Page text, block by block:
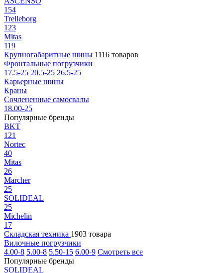
154
Trelleborg
123
Mitas
119
Крупногабаритные шины 1116 товаров
Фронтальные погрузчики
17.5-25 20.5-25 26.5-25
Карьерные шины
Краны
Сочлененные самосвалы
18.00-25
Популярные бренды
BKT
121
Nortec
40
Mitas
26
Marcher
25
SOLIDEAL
25
Michelin
17
Складская техника 1903 товара
Вилочные погрузчики
4.00-8 5.00-8 5.50-15 6.00-9 Смотреть все
Популярные бренды
SOLIDEAL